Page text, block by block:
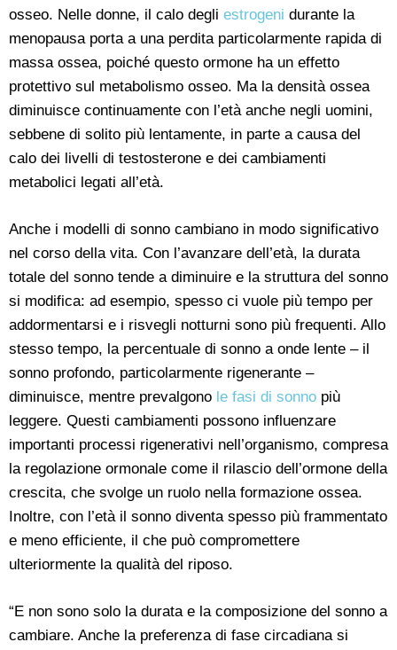
osseo. Nelle donne, il calo degli estrogeni durante la
menopausa porta a una perdita particolarmente rapida di
massa ossea, poiché questo ormone ha un effetto
protettivo sul metabolismo osseo. Ma la densità ossea
diminuisce continuamente con l’età anche negli uomini,
sebbene di solito più lentamente, in parte a causa del
calo dei livelli di testosterone e dei cambiamenti
metabolici legati all’età.
Anche i modelli di sonno cambiano in modo significativo
nel corso della vita. Con l’avanzare dell’età, la durata
totale del sonno tende a diminuire e la struttura del sonno
si modifica: ad esempio, spesso ci vuole più tempo per
addormentarsi e i risvegli notturni sono più frequenti. Allo
stesso tempo, la percentuale di sonno a onde lente – il
sonno profondo, particolarmente rigenerante –
diminuisce, mentre prevalgono le fasi di sonno più
leggere. Questi cambiamenti possono influenzare
importanti processi rigenerativi nell’organismo, compresa
la regolazione ormonale come il rilascio dell’ormone della
crescita, che svolge un ruolo nella formazione ossea.
Inoltre, con l’età il sonno diventa spesso più frammentato
e meno efficiente, il che può compromettere
ulteriormente la qualità del riposo.
“E non sono solo la durata e la composizione del sonno a
cambiare. Anche la preferenza di fase circadiana si